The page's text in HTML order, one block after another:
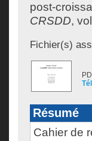
post-
CRSDD,
Fichier(s)
Résumé
Cahier de